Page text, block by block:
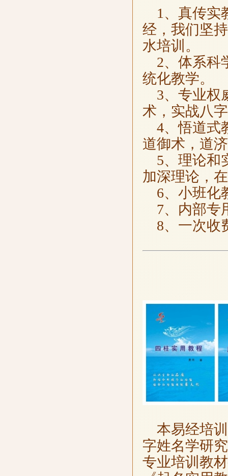
1、真传实
经，我们坚
水培训。
2、体系科
统化教学。
3、专业权
术，实战八
4、悟道式
道御术，道
5、理论和
加深理论，
6、小班化
7、内部专
8、一次收
本易经培训
字姓名学研
专业培训教